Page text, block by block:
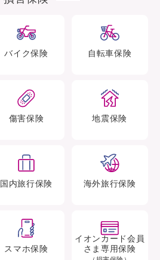
バイク保険 自転車保険
傷害保険 地震保険
国内旅行保険 海外旅行保険
スマホ保険
イオンカード会員
さま専用保険